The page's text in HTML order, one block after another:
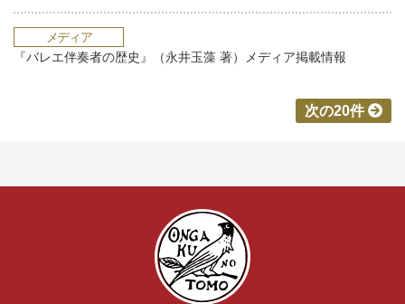
メディア
『バレエ伴奏者の歴史』（永井玉藻 著）メディア掲載情報
次の20件